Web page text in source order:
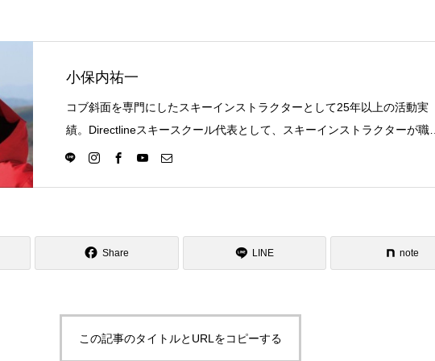
小保内祐一
コブ斜面を専門にしたスキーインストラクターとして25年以上の活動実
績。Directlineスキースクール代表として、スキーインストラクターが職業
選択の一つになる世界を目指し活動中。
Share LINE note
この記事のタイトルとURLをコピーする